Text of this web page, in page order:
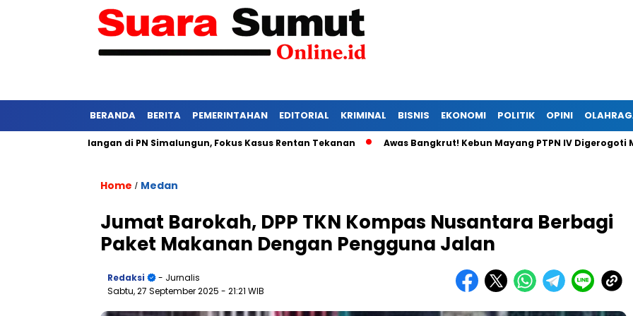
BERANDA BERITA PEMERINTAHAN EDITORIAL KRIMINAL BISNIS EKONOMI POLITIK OPINI
Persidangan di PN Simalungun, Fokus Kasus Rentan Tekanan Awas Bangkrut! Kebun Mayang PTPN IV Digerogoti Maling,
Home / Medan
Jumat Barokah, DPP TKN Kompas Nusantara Berbagi
Paket Makanan Dengan Pengguna Jalan
Redaksi
- Jurnalis
Sabtu, 27 September 2025 - 21:21 WIB